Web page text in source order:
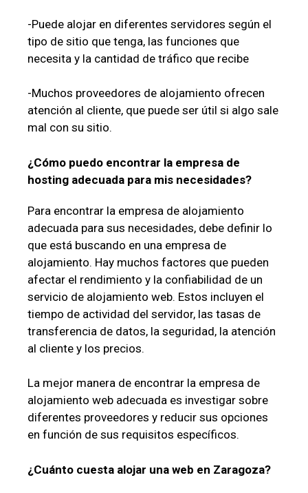
-Puede alojar en diferentes servidores según el
tipo de sitio que tenga, las funciones que
necesita y la cantidad de tráfico que recibe
-Muchos proveedores de alojamiento ofrecen
atención al cliente, que puede ser útil si algo sale
mal con su sitio.
¿Cómo puedo encontrar la empresa de
hosting adecuada para mis necesidades?
Para encontrar la empresa de alojamiento
adecuada para sus necesidades, debe definir lo
que está buscando en una empresa de
alojamiento. Hay muchos factores que pueden
afectar el rendimiento y la confiabilidad de un
servicio de alojamiento web. Estos incluyen el
tiempo de actividad del servidor, las tasas de
transferencia de datos, la seguridad, la atención
al cliente y los precios.
La mejor manera de encontrar la empresa de
alojamiento web adecuada es investigar sobre
diferentes proveedores y reducir sus opciones
en función de sus requisitos específicos.
¿Cuánto cuesta alojar una web en Zaragoza?